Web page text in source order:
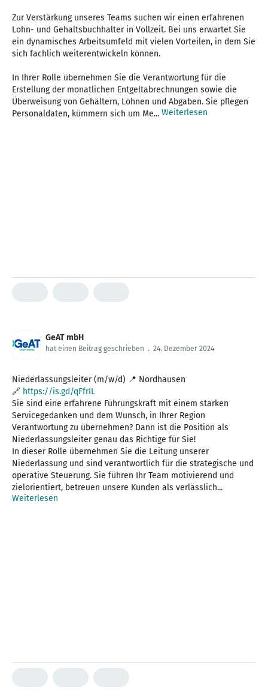
Zur Verstärkung unseres Teams suchen wir einen erfahrenen
Lohn- und Gehaltsbuchhalter in Vollzeit. Bei uns erwartet Sie
ein dynamisches Arbeitsumfeld mit vielen Vorteilen, in dem Sie
sich fachlich weiterentwickeln können.
In Ihrer Rolle übernehmen Sie die Verantwortung für die
Erstellung der monatlichen Entgeltabrechnungen sowie die
Überweisung von Gehältern, Löhnen und Abgaben. Sie pflegen
Personaldaten, kümmern sich um Me... Weiterlesen
GeAT mbH
hat einen Beitrag geschrieben . 24. Dezember 2024
Niederlassungsleiter (m/w/d) 📍 Nordhausen
🔗 https://is.gd/qFfrIL
Sie sind eine erfahrene Führungskraft mit einem starken
Servicegedanken und dem Wunsch, in Ihrer Region
Verantwortung zu übernehmen? Dann ist die Position als
Niederlassungsleiter genau das Richtige für Sie!
In dieser Rolle übernehmen Sie die Leitung unserer
Niederlassung und sind verantwortlich für die strategische und
operative Steuerung. Sie führen Ihr Team motivierend und
zielorientiert, betreuen unsere Kunden als verlässlich...
Weiterlesen